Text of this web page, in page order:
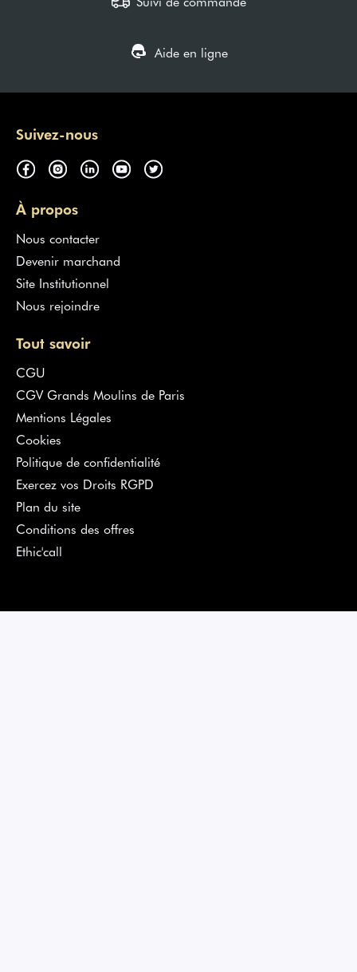
Aide en ligne
Suivez-nous
À propos
Nous contacter
Devenir marchand
Site Institutionnel
Nous rejoindre
Tout savoir
CGU
CGV Grands Moulins de Paris
Mentions Légales
Cookies
Politique de confidentialité
Exercez vos Droits RGPD
Plan du site
Conditions des offres
Ethic'call